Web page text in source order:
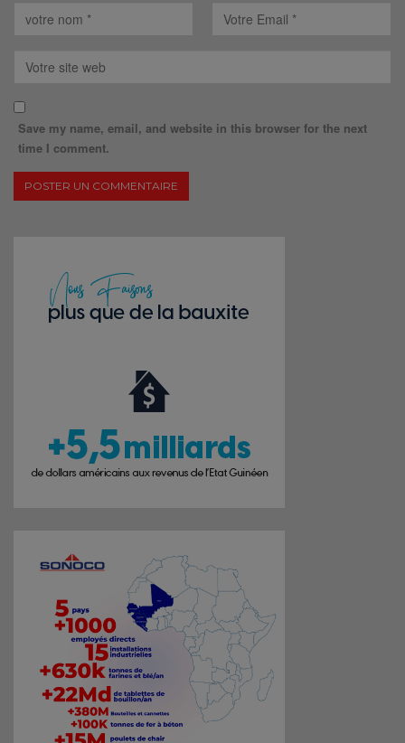
Save my name, email, and website in this browser for the next
time I comment.